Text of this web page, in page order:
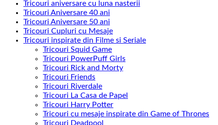
Tricouri aniversare cu luna nasterii
Tricouri Aniversare 40 ani
Tricouri Aniversare 50 ani
Tricouri Cupluri cu Mesaje
Tricouri inspirate din Filme si Seriale
Tricouri Squid Game
Tricouri PowerPuff Girls
Tricouri Rick and Morty
Tricouri Friends
Tricouri Riverdale
Tricouri La Casa de Papel
Tricouri Harry Potter
Tricouri cu mesaje inspirate din Game of Thrones
Tricouri Deadpool